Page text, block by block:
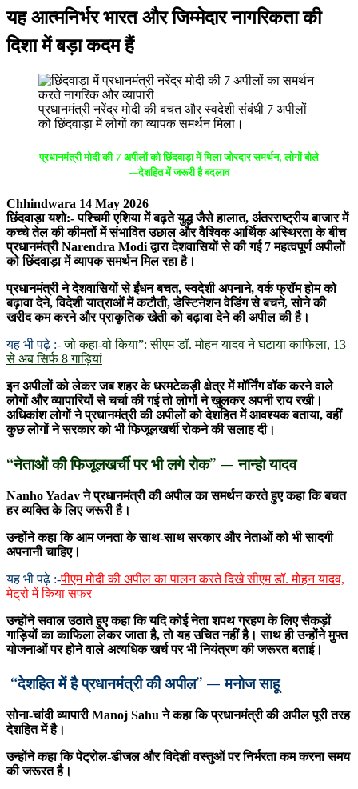
यह आत्मनिर्भर भारत और जिम्मेदार नागरिकता की
दिशा में बड़ा कदम हैं
प्रधानमंत्री नरेंद्र मोदी की बचत और स्वदेशी संबंधी 7 अपीलों
को छिंदवाड़ा में लोगों का व्यापक समर्थन मिला।
प्रधानमंत्री मोदी की 7 अपीलों को छिंदवाड़ा में मिला जोरदार समर्थन, लोगों बोले
—देशहित में जरूरी है बदलाव
Chhindwara 14 May 2026
छिंदवाड़ा यशो:- पश्चिमी एशिया में बढ़ते युद्ध जैसे हालात, अंतरराष्ट्रीय बाजार में
कच्चे तेल की कीमतों में संभावित उछाल और वैश्विक आर्थिक अस्थिरता के बीच
प्रधानमंत्रीNarendra Modiद्वारा देशवासियों से की गई 7 महत्वपूर्ण अपीलों
को छिंदवाड़ा में व्यापक समर्थन मिल रहा है।
प्रधानमंत्री ने देशवासियों से ईंधन बचत, स्वदेशी अपनाने, वर्क फ्रॉम होम को
बढ़ावा देने, विदेशी यात्राओं में कटौती, डेस्टिनेशन वेडिंग से बचने, सोने की
खरीद कम करने और प्राकृतिक खेती को बढ़ावा देने की अपील की है।
यह भी पढ़े :-जो कहा-वो किया”: सीएम डॉ. मोहन यादव ने घटाया काफिला, 13
से अब सिर्फ 8 गाड़ियां
इन अपीलों को लेकर जब शहर के धरमटेकड़ी क्षेत्र में मॉर्निंग वॉक करने वाले
लोगों और व्यापारियों से चर्चा की गई तो लोगों ने खुलकर अपनी राय रखी।
अधिकांश लोगों ने प्रधानमंत्री की अपीलों को देशहित में आवश्यक बताया, वहीं
कुछ लोगों ने सरकार को भी फिजूलखर्ची रोकने की सलाह दी।
“नेताओं की फिजूलखर्ची पर भी लगे रोक” — नान्हो यादव
Nanho Yadavने प्रधानमंत्री की अपील का समर्थन करते हुए कहा कि बचत
हर व्यक्ति के लिए जरूरी है।
उन्होंने कहा कि आम जनता के साथ-साथ सरकार और नेताओं को भी सादगी
अपनानी चाहिए।
यह भी पढ़े :-पीएम मोदी की अपील का पालन करते दिखे सीएम डॉ. मोहन यादव,
मेट्रो में किया सफर
उन्होंने सवाल उठाते हुए कहा कि यदि कोई नेता शपथ ग्रहण के लिए सैकड़ों
गाड़ियों का काफिला लेकर जाता है, तो यह उचित नहीं है। साथ ही उन्होंने मुफ्त
योजनाओं पर होने वाले अत्यधिक खर्च पर भी नियंत्रण की जरूरत बताई।
“देशहित में है प्रधानमंत्री की अपील” — मनोज साहू
सोना-चांदी व्यापारीManoj Sahu ने कहा कि प्रधानमंत्री की अपील पूरी तरह
देशहित में है।
उन्होंने कहा कि पेट्रोल-डीजल और विदेशी वस्तुओं पर निर्भरता कम करना समय
की जरूरत है।